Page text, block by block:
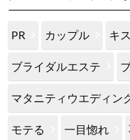
PR カップル キス
ブライダルエステ
マタニティウエディン
モテる 一目惚れ